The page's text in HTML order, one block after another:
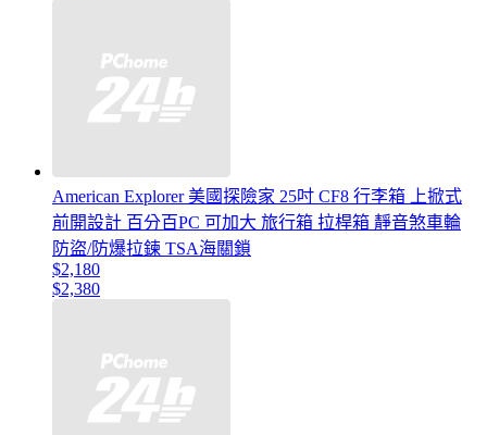
American Explorer 美國探險家 25吋 CF8 行李箱 上掀式
前開設計 百分百PC 可加大 旅行箱 拉桿箱 靜音煞車輪
防盜/防爆拉鍊 TSA海關鎖
$2,180
$2,380